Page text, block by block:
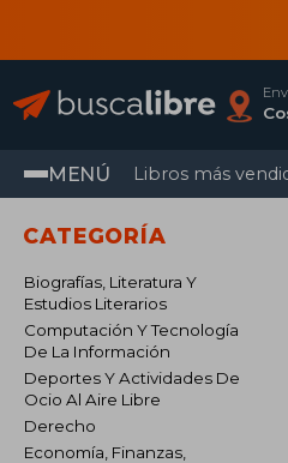
MENÚ Libros más
CATEGORÍA
Biografías, Literatura Y
Estudios Literarios
Computación Y Tecnología
De La Información
Deportes Y Actividades De
Ocio Al Aire Libre
Derecho
Economía, Finanzas,